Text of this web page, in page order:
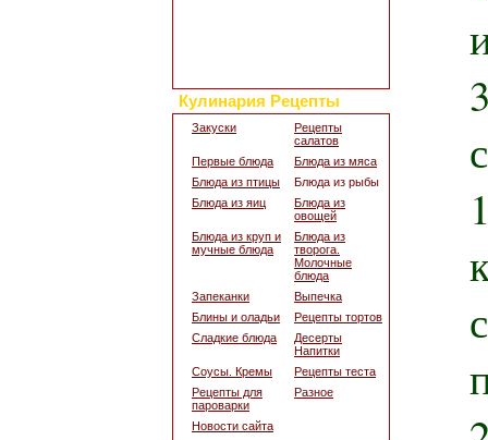
Кулинария Рецепты
Закуски
Рецепты
салатов
Первые блюда
Блюда из мяса
Блюда из птицы
Блюда из рыбы
Блюда из яиц
Блюда из
овощей
Блюда из круп и
мучные блюда
Блюда из
творога.
Молочные
блюда
Запеканки
Выпечка
Блины и оладьи
Рецепты тортов
Сладкие блюда
Десерты
Напитки
Соусы. Кремы
Рецепты теста
Рецепты для
пароварки
Разное
Новости сайта